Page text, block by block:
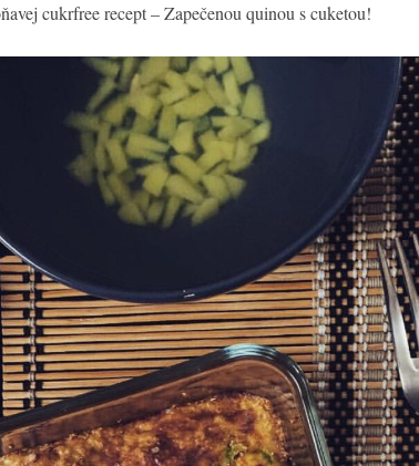
cukrfree recept – Zapečenou quinou s cuketou!